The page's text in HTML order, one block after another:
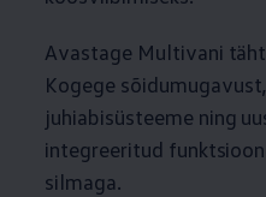
Avastage Multivani
Kogege
juhiabisüsteeme ning
integreeritud
silmaga.